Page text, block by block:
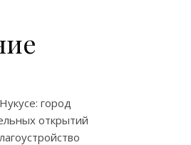
город
открытий